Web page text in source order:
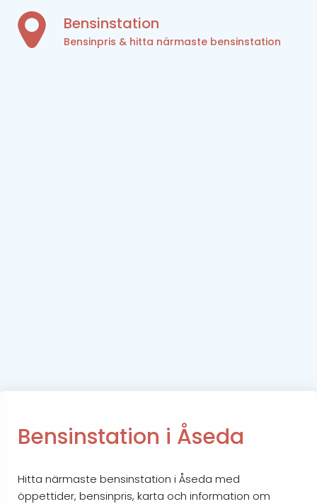
Bensinstation
Bensinpris & hitta närmaste bensinstation
Bensinstation i Åseda
Hitta närmaste bensinstation i Åseda med
öppettider, bensinpris, karta och information om